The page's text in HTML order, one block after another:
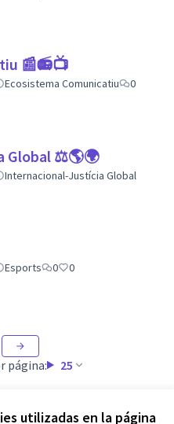
utilizadas en la página
📰📻📺
Ecosistema Comunicatiu
0
Global ⚖️🌎🌍
Internacional-Justícia Global
Esports 0 0
página: 25